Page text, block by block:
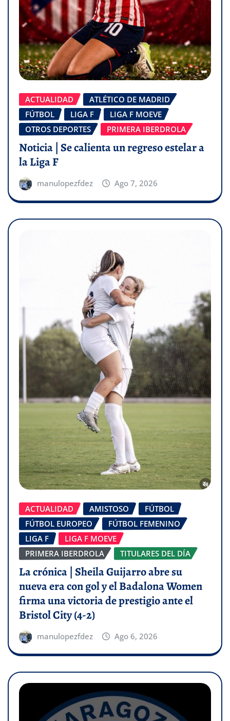
ACTUALIDAD
ATLÉTICO DE MADRID
FÚTBOL
LIGA F
LIGA F MOEVE
OTROS DEPORTES
PRIMERA IBERDROLA
Noticia | Se calienta un regreso estelar a
la Liga F
manulopezfdez Ago 7, 2026
ACTUALIDAD AMISTOSO
FÚTBOL
FÚTBOL EUROPEO
FÚTBOL FEMENINO
LIGA F
LIGA F MOEVE
PRIMERA IBERDROLA
TITULARES DEL DÍA
La crónica | Sheila Guijarro abre su
nueva era con gol y el Badalona Women
firma una victoria de prestigio ante el
Bristol City (4-2)
manulopezfdez Ago 6, 2026